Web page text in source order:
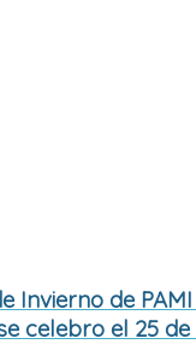
Invierno de
celebro el 25